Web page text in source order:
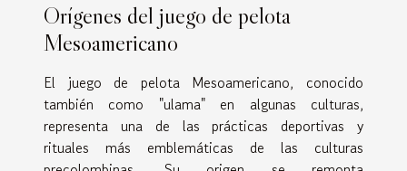
Orígenes del juego de pelota
Mesoamericano
El juego de pelota Mesoamericano, conocido
también como "ulama" en algunas culturas,
representa una de las prácticas deportivas y
rituales más emblemáticas de las culturas